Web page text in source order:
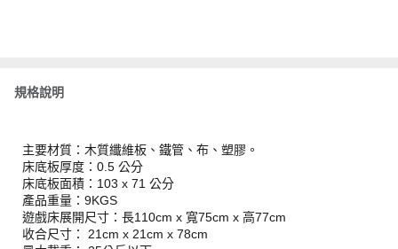
規格說明
主要材質：木質纖維板、鐵管、布、塑膠。
床底板厚度：0.5 公分
床底板面積：103 x 71 公分
產品重量：9KGS
遊戲床展開尺寸：長110cm x 寬75cm x 高77cm
收合尺寸： 21cm x 21cm x 78cm